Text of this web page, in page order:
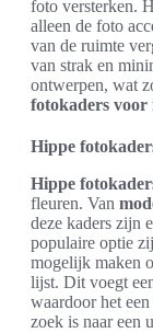
foto versterken.
alleen de foto
van de ruimte
van strak en
ontwerpen, wat
fotokaders
Hippe
Hippe
fleuren. Van
deze kaders zijn
populaire optie
mogelijk maken
lijst. Dit voegt
waardoor het
zoek is naar een